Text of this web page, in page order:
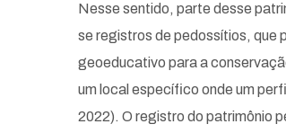
Nesse sentido, parte desse
se registros de pedossítios, que
geoeducativo para a
um local específico onde um
2022). O registro do patrimônio